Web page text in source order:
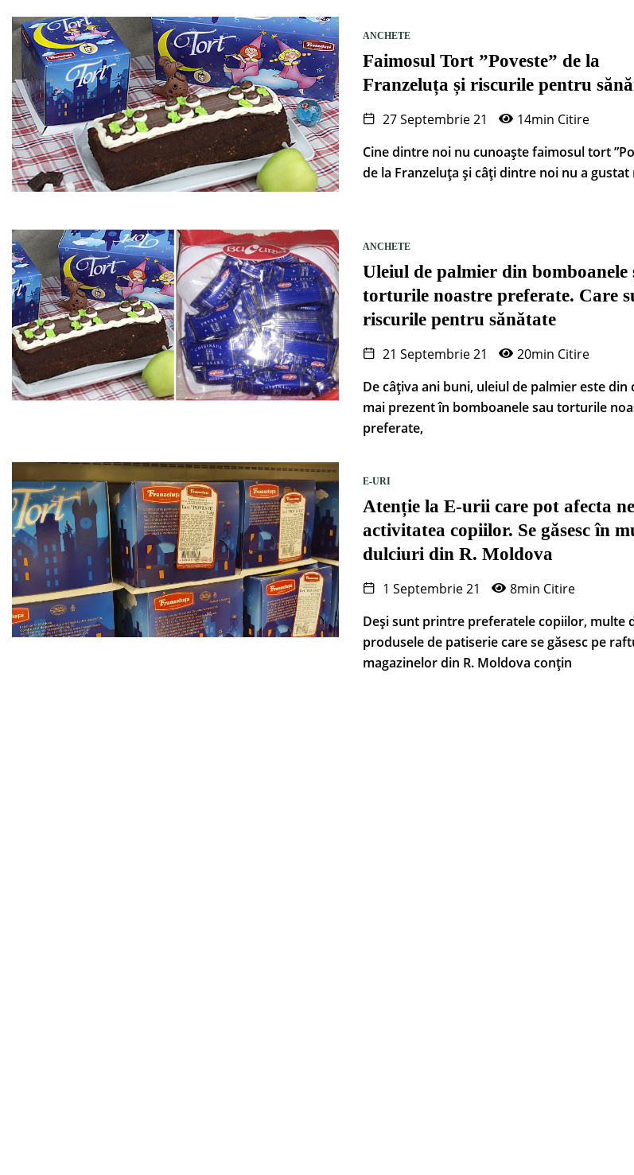
ANCHETE
Faimosul Tort ”Poveste” de la
Franzeluța și riscurile pentru
27 Septembrie 21
14min Citire
Cine dintre noi nu cunoaște faimosul tort
de la Franzeluța și câți dintre noi nu a gustat
ANCHETE
Uleiul de palmier din bomboanele
torturile noastre preferate. Care
riscurile pentru sănătate
21 Septembrie 21
20min Citire
De câțiva ani buni, uleiul de palmier este din
mai prezent în bomboanele sau torturile
preferate,
E-URI
Atenție la E-urii care pot afecta
activitatea copiilor. Se găsesc în
dulciuri din R. Moldova
1 Septembrie 21
8min Citire
Deși sunt printre preferatele copiilor, multe
produsele de patiserie care se găsesc pe
magazinelor din R. Moldova conțin